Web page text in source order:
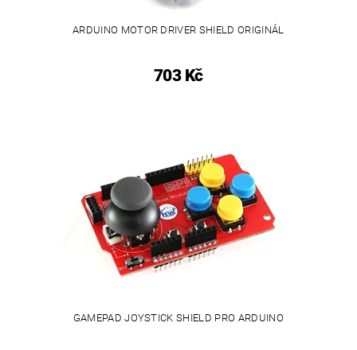
ARDUINO MOTOR DRIVER SHIELD ORIGINÁL
703 Kč
GAMEPAD JOYSTICK SHIELD PRO ARDUINO